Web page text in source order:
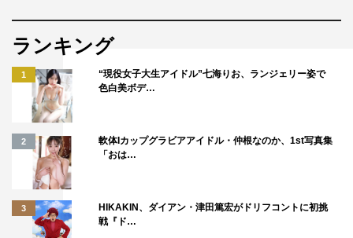
ランキング
1
“現役女子大生アイドル”七海りお、ランジェリー姿で
色白美ボデ…
2
軟体Iカップグラビアアイドル・仲根なのか、1st写真集
「おは…
3
HIKAKIN、ダイアン・津田篤宏がドリフコントに初挑
戦『ド…